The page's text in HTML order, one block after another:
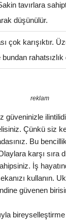
tavırlara
düşünülür.
çok karışıktır.
reklam
güveninizle
Çünkü siz
Bu
karşı sıra
İş
kullanın.
güvenen